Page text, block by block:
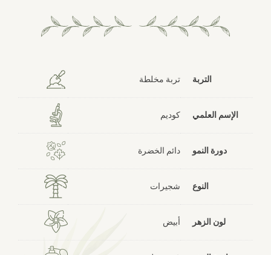
التربة تربة مخلطة
الإسم العلمي كوديم
دورة النمو دائم الخضرة
النوع شجيرات
لون الزهر أبيض